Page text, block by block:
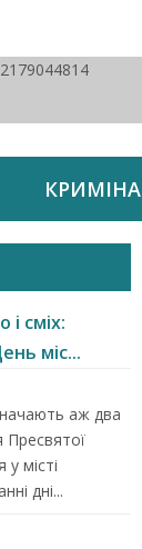
2179044814
сміх:
міс...
аж два
Пресвятої
місті
дні...